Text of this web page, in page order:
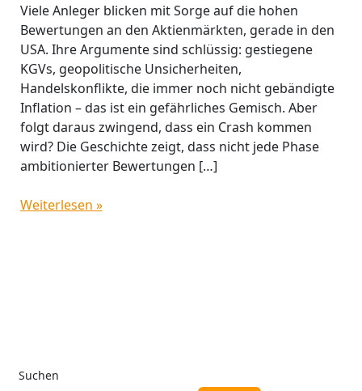
Viele Anleger blicken mit Sorge auf die hohen
Bewertungen an den Aktienmärkten, gerade in den
USA. Ihre Argumente sind schlüssig: gestiegene
KGVs, geopolitische Unsicherheiten,
Handelskonflikte, die immer noch nicht gebändigte
Inflation – das ist ein gefährliches Gemisch. Aber
folgt daraus zwingend, dass ein Crash kommen
wird? Die Geschichte zeigt, dass nicht jede Phase
ambitionierter Bewertungen […]
Weiterlesen »
Suchen